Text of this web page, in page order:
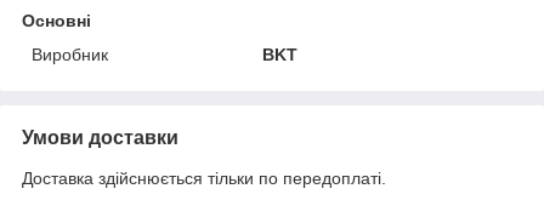
Основні
Виробник
BKT
Умови доставки
Доставка здійснюється тільки по передоплаті.